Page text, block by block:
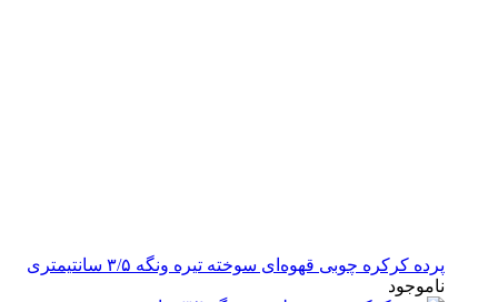
پرده کرکره چوبی قهوه‌ای سوخته تیره ونگه ۳/۵ سانتیمتری
ناموجود